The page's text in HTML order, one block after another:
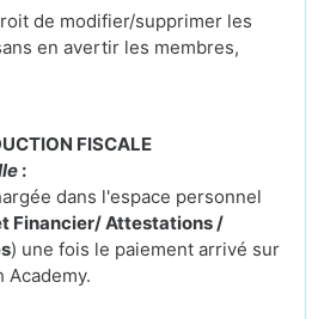
de modifier/supprimer les
en avertir les membres,
FISCALE
:
dans l'espace personnel
Financier/ Attestations /
) une fois le paiement arrivé sur
Academy.